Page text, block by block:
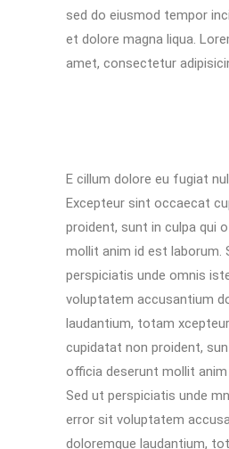
sed do eiusmod tempor
et dolore magna liqua.
amet, consectetur
E cillum dolore eu fugiat
Excepteur sint occaecat
proident, sunt in culpa qui
mollit anim id est laborum.
perspiciatis unde omnis
voluptatem accusantium
laudantium, totam
cupidatat non proident,
officia deserunt mollit
Sed ut perspiciatis unde
error sit voluptatem
doloremque laudantium,